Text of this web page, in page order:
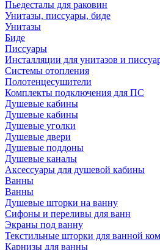
Пьедесталы для раковин
Унитазы, писсуары, биде
Унитазы
Биде
Писсуары
Инсталляции для унитазов и
Системы отопления
Полотенцесушители
Комплекты подключения для ПС
Душевые кабины
Душевые кабины
Душевые уголки
Душевые двери
Душевые поддоны
Душевые каналы
Аксессуары для душевой кабины
Ванны
Ванны
Душевые шторки на ванну
Сифоны и переливы для ванн
Экраны под ванну
Текстильные шторки для ванной
Карнизы для ванны